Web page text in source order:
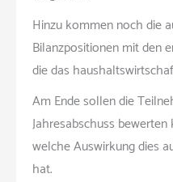
Hinzu kommen noch die
Bilanzpositionen mit den
die das
Am Ende sollen die
Jahresabschuss
welche Auswirkung dies
hat.